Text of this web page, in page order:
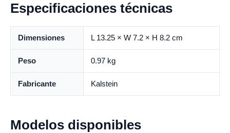
Especificaciones técnicas
Dimensiones L 13.25 × W 7.2 × H 8.2 cm
Peso 0.97 kg
Fabricante Kalstein
Modelos disponibles